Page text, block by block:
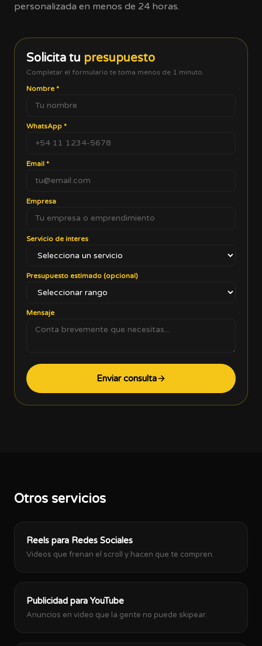
personalizada en menos de 24 horas.
Solicita tu presupuesto
Completar el formulario te toma menos de 1 minuto.
Nombre *
WhatsApp *
Email *
Empresa
Servicio de interes
Presupuesto estimado (opcional)
Mensaje
Enviar consulta
Otros servicios
Reels para Redes Sociales
Videos que frenan el scroll y hacen que te compren.
Publicidad para YouTube
Anuncios en video que la gente no puede skipear.